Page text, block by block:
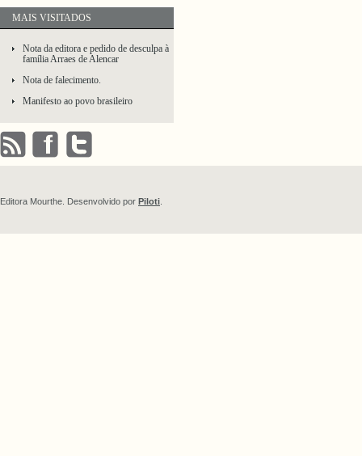
MAIS VISITADOS
Nota da editora e pedido de desculpa à
família Arraes de Alencar
Nota de falecimento.
Manifesto ao povo brasileiro
Editora Mourthe. Desenvolvido por Piloti